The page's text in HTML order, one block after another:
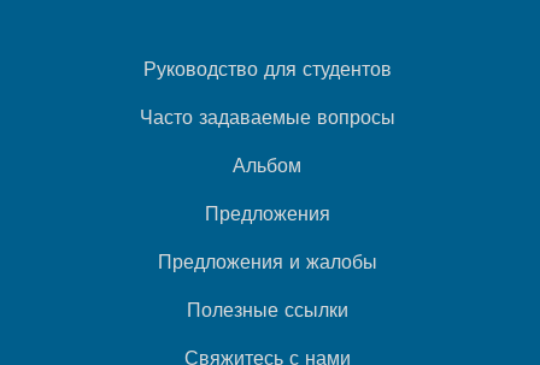
Руководство для студентов
Часто задаваемые вопросы
Альбом
Предложения
Предложения и жалобы
Полезные ссылки